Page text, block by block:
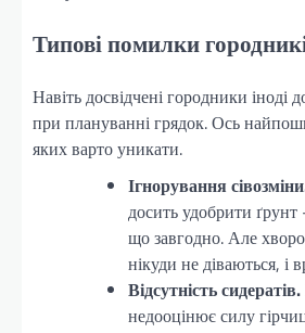
Типові помилки
Навіть досвідчені городники іноді
при плануванні грядок. Ось
яких варто уникати.
Ігнорування
досить удобрити
що завгодно. Але
нікуди не діваються, і
Відсутність сидератів.
недооцінює силу